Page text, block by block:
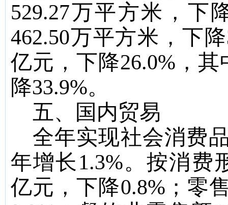
529.27万平方米， 下
462.50万平方米， 下降
亿元，下降26.0% ，
降33.9%。
五、国内贸易
全年实现社会消费
年增长1.3%。按消费
亿元，下降0.8% ；零